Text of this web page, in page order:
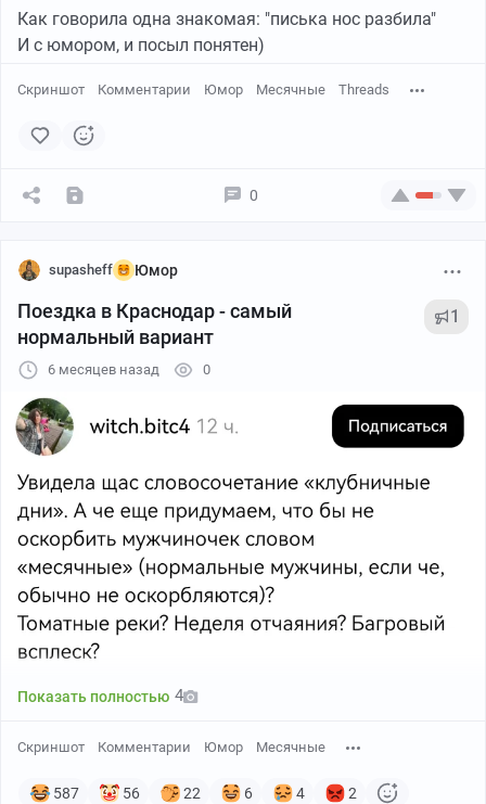
Как говорила одна знакомая: "писька нос разбила"
И с юмором, и посыл понятен)
Скриншот Комментарии Юмор Месячные Threads
0
supasheff Юмор
Поездка в Краснодар - самый
нормальный вариант
1
6 месяцев назад 0
Показать полностью 4
Скриншот Комментарии Юмор Месячные
587 56 22 6 4 2